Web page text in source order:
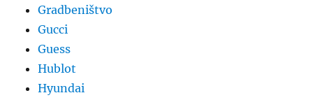
Gradbeništvo
Gucci
Guess
Hublot
Hyundai